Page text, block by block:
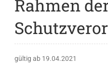
Rahmen
gültig ab 19.04.2021